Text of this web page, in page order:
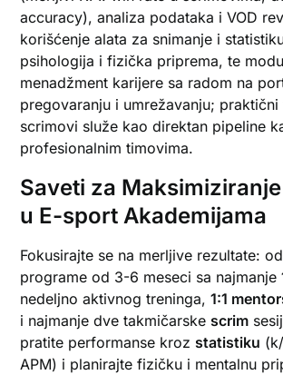
accuracy), analiza podataka i VOD
korišćenje alata za snimanje i
psihologija i fizička priprema, te
menadžment karijere sa radom na
pregovaranju i umrežavanju; praktični
scrimovi služe kao direktan pipeline
profesionalnim timovima.
Saveti za
u E-sport Akademijama
Fokusirajte se na merljive rezultate:
programe od 3-6 meseci sa najmanje
nedeljno aktivnog treninga,1:1
i najmanje dve takmičarske scrim
pratite performanse kroz statistiku
APM) i planirajte fizičku i mentalnu